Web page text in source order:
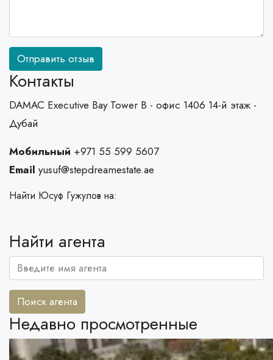
Отправить отзыв
Контакты
DAMAC Executive Bay Tower B - офис 1406 14-й этаж -
Дубай
Мобильный +971 55 599 5607
Email yusuf@stepdreamestate.ae
Найти Юсуф Гужулов на:
Найти агента
Поиск агента
Недавно просмотренные